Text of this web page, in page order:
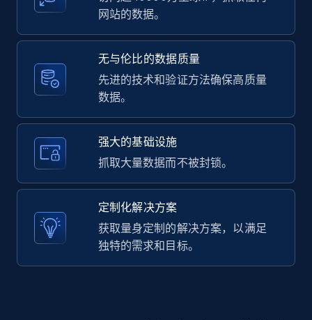
LinkedIn posts - Discover user's articles by
URL
URL, ID, User id, Use url, Title, Headline, Post
text, Date posted, and more.
11.3K+ 1.5K+
LinkedIn posts - Discover posts by Profile
URL
URL, ID, User id, Use url, Title, Headline, Post
网站的数据。
无与伦比的数据质量
先进的技术和验证方法确保高质量
数据。
强大的基础设施
抓取大量数据而不被封锁。
定制化解决方案
获取量身定制的解决方案，以满足
独特的需求和目标。